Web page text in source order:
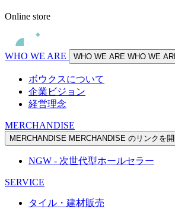
Online store
WHO WE ARE WHO WE ARE WHO WE
ボウクスについて
企業ビジョン
経営理念
MERCHANDISE
MERCHANDISE MERCHANDISE のリンクを
NGW - 次世代型ホールセラー
SERVICE
タイル・建材販売